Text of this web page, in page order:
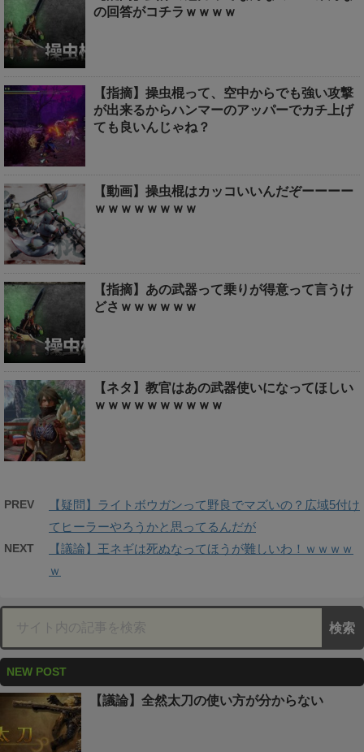
の回答がコチラｗｗｗｗ
【指摘】操虫棍って、空中からでも強い攻撃
が出来るからハンマーのアッパーでカチ上げ
ても良いんじゃね？
【動画】操虫棍はカッコいいんだぞーーーー
ｗｗｗｗｗｗｗｗ
【指摘】あの武器って乗りが得意って言うけ
どさｗｗｗｗｗｗ
【ネタ】教官はあの武器使いになってほしい
ｗｗｗｗｗｗｗｗｗｗ
PREV
【疑問】ライトボウガンって野良でマズいの？広域5付け
てヒーラーやろうかと思ってるんだが
NEXT
【議論】王ネギは死ぬなってほうが難しいわ！ｗｗｗｗ
ｗ
NEW POST
【議論】全然太刀の使い方が分からない